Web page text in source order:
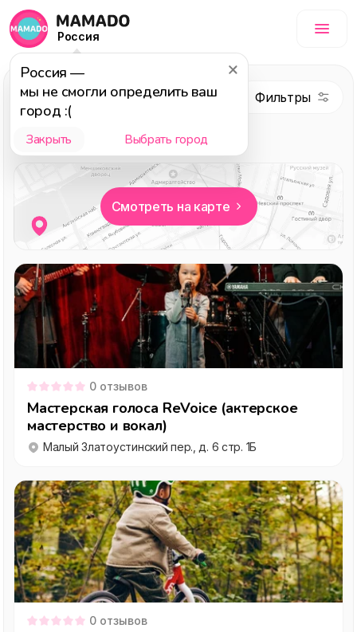
Россия
Россия —
мы не смогли определить ваш
город :(
Закрыть Выбрать город
Мастерские и арт
студии
Выбор редакции Детям
Смотреть на карте
0 отзывов
Мастерская голоса ReVoice (актерское
мастерство и вокал)
Малый Златоустинский пер., д. 6 стр. 1Б
0 отзывов